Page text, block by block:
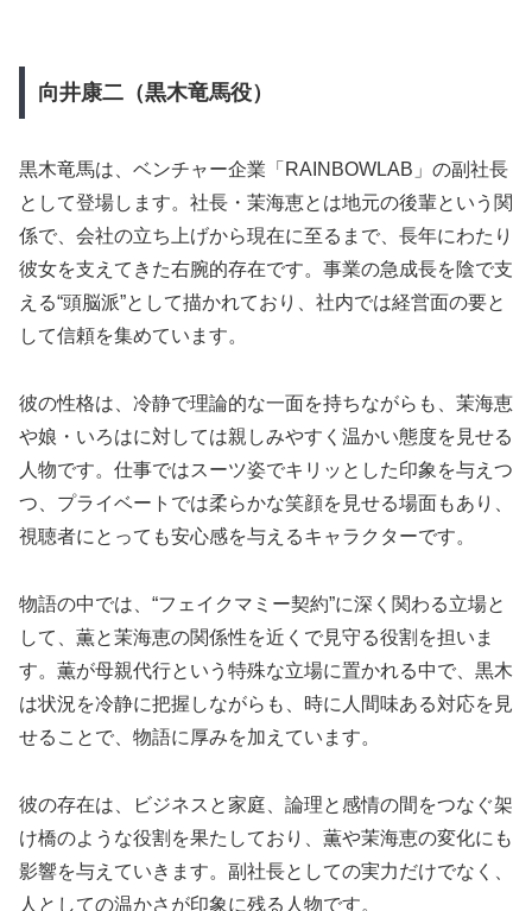
向井康二（黒木竜馬役）
黒木竜馬は、ベンチャー企業「RAINBOWLAB」の副社長
として登場します。社長・茉海恵とは地元の後輩という関
係で、会社の立ち上げから現在に至るまで、長年にわたり
彼女を支えてきた右腕的存在です。事業の急成長を陰で支
える“頭脳派”として描かれており、社内では経営面の要と
して信頼を集めています。
彼の性格は、冷静で理論的な一面を持ちながらも、茉海恵
や娘・いろはに対しては親しみやすく温かい態度を見せる
人物です。仕事ではスーツ姿でキリッとした印象を与えつ
つ、プライベートでは柔らかな笑顔を見せる場面もあり、
視聴者にとっても安心感を与えるキャラクターです。
物語の中では、“フェイクマミー契約”に深く関わる立場と
して、薫と茉海恵の関係性を近くで見守る役割を担いま
す。薫が母親代行という特殊な立場に置かれる中で、黒木
は状況を冷静に把握しながらも、時に人間味ある対応を見
せることで、物語に厚みを加えています。
彼の存在は、ビジネスと家庭、論理と感情の間をつなぐ架
け橋のような役割を果たしており、薫や茉海恵の変化にも
影響を与えていきます。副社長としての実力だけでなく、
人としての温かさが印象に残る人物です。